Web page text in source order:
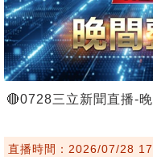
🔴0728三立新聞直播-
直播時間：2026/07/28